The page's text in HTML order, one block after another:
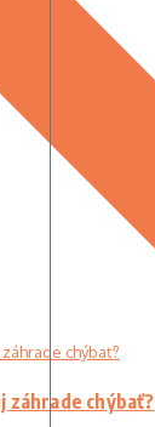
záhrade chýbať?